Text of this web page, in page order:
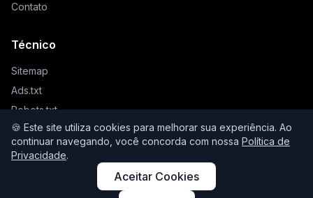
🍪 Este site utiliza cookies para melhorar sua experiência. Ao
continuar navegando, você concorda com nossa Política de
Privacidade.
Aceitar Cookies
Contato
Técnico
Sitemap
Ads.txt
Robots.txt
Llms.txt
© 2026 Higienista. Todos os direitos reservados.